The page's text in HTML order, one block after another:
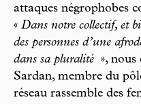
attaques négrophobes
« Dans notre collectif, et
des personnes d’une
dans sa pluralité »,
Sardan, membre du
réseau rassemble des